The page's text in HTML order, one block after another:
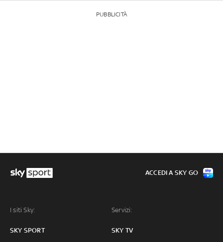
PUBBLICITÀ
I siti Sky:
SKY SPORT
Servizi:
SKY TV
ACCEDI A SKY GO